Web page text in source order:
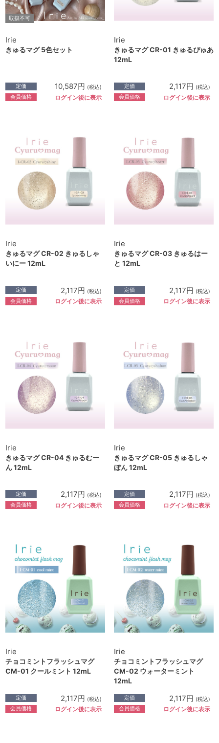
取扱不可
Irie
きゅるマグ 5色セット
定価 10,587円 (税込)
会員価格 ログイン後に表示
Irie
きゅるマグ CR-01 きゅるぴゅあ
12mL
定価 2,117円 (税込)
会員価格 ログイン後に表示
Irie
きゅるマグ CR-02 きゅるしゃ
いにー 12mL
定価 2,117円 (税込)
会員価格 ログイン後に表示
Irie
きゅるマグ CR-03 きゅるはー
と 12mL
定価 2,117円 (税込)
会員価格 ログイン後に表示
Irie
きゅるマグ CR-04 きゅるむー
ん 12mL
定価 2,117円 (税込)
会員価格 ログイン後に表示
Irie
きゅるマグ CR-05 きゅるしゃ
ぼん 12mL
定価 2,117円 (税込)
会員価格 ログイン後に表示
Irie
チョコミントフラッシュマグ
CM-01 クールミント 12mL
定価 2,117円 (税込)
会員価格 ログイン後に表示
Irie
チョコミントフラッシュマグ
CM-02 ウォーターミント
12mL
定価 2,117円 (税込)
会員価格 ログイン後に表示